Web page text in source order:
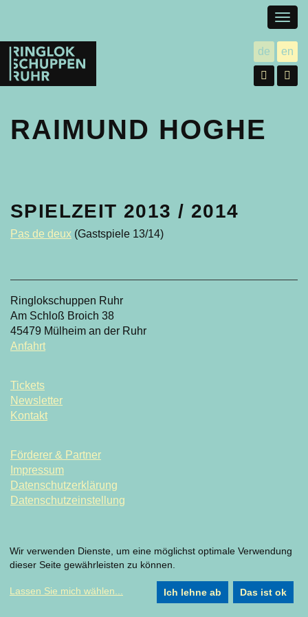
Ringlokschuppen
Ruhr
de utsch
en
RAIMUND HOGHE
PRODUKTIONEN
SPIELZEIT 2013 / 2014
Pas de deux (Gastspiele 13/14)
Ringlokschuppen Ruhr
Am Schloß Broich 38
45479 Mülheim an der Ruhr
Anfahrt
Tickets
Newsletter
Kontakt
Förderer & Partner
Impressum
Datenschutzerklärung
Datenschutzeinstellung
Wir verwenden Dienste, um eine möglichst optimale Verwendung
dieser Seite gewährleisten zu können.
Lassen Sie mich wählen... Ich lehne ab Das ist ok